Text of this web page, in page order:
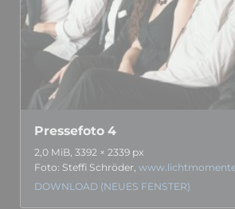
Pressefoto 4
2,0 MiB, 3392 × 2339 px
Foto: Steffi Schröder,
DOWNLOAD (NEUES FENSTER)